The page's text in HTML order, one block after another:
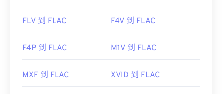
FLV 到 FLAC F4V 到 FLAC
F4P 到 FLAC M1V 到 FLAC
MXF 到 FLAC XVID 到 FLAC